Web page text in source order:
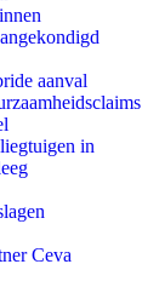
aanval
in
Ceva